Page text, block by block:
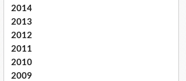
2014
2013
2012
2011
2010
2009